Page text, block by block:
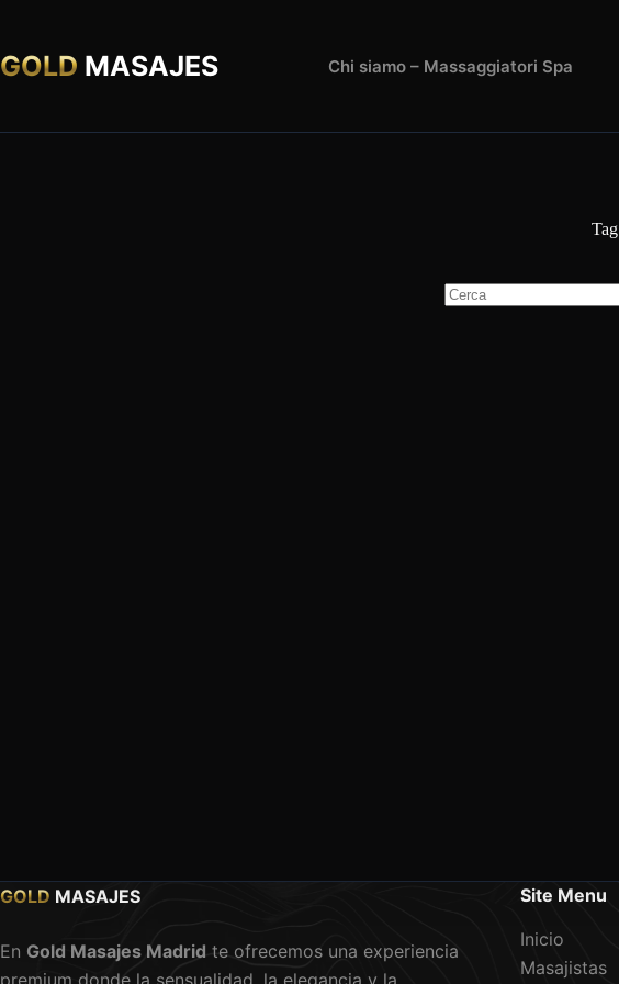
GOLD MASAJES Chi siamo – Massaggiatori Spa
Tag
Nessun
risultato
GOLD MASAJES
En Gold Masajes Madrid te ofrecemos una experiencia
Site Menu
Inicio
Masajistas